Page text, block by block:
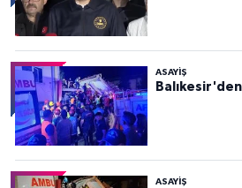
ASAYİŞ
ASAYİŞ